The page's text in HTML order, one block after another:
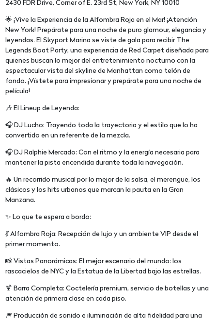
2430 FDR Drive, Corner of E. 23rd St, New York, NY 10010
🌟 ¡Vive la Experiencia de la Alfombra Roja en el Mar! ¡Atención
New York! Prepárate para una noche de puro glamour, elegancia y
leyendas. El Skyport Marina se viste de gala para recibir The
Legends Boat Party, una experiencia de Red Carpet diseñada para
quienes buscan lo mejor del entretenimiento nocturno con la
espectacular vista del skyline de Manhattan como telón de
fondo. ¡Vístete para impresionar y prepárate para una noche de
película!
🎶 El Lineup de Leyenda:
🎧 DJ Lucho: Trayendo toda la trayectoria y el estilo que lo ha
convertido en un referente de la mezcla.
🎧 DJ Ralphie Mercado: Con el ritmo y la energía necesaria para
mantener la pista encendida durante toda la navegación.
🔥 Un recorrido musical por lo mejor de la salsa, el merengue, los
clásicos y los hits urbanos que marcan la pauta en la Gran
Manzana.
✨ Lo que te espera a bordo:
💃 Alfombra Roja: Recepción de lujo y un ambiente VIP desde el
primer momento.
📸 Vistas Panorámicas: El mejor escenario del mundo: los
rascacielos de NYC y la Estatua de la Libertad bajo las estrellas.
🍹 Barra Completa: Coctelería premium, servicio de botellas y una
atención de primera clase en cada piso.
🎆 Producción de sonido e iluminación de alta fidelidad para una